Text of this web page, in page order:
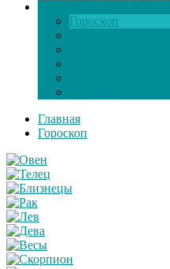
Гороскоп
Главная
Гороскоп